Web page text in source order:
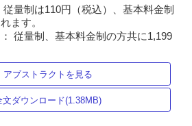
量制は110円（税込）、基本料金制
ます。
従量制、基本料金制の方共に1,199
アブストラクトを見る
文ダウンロード(1.38MB)